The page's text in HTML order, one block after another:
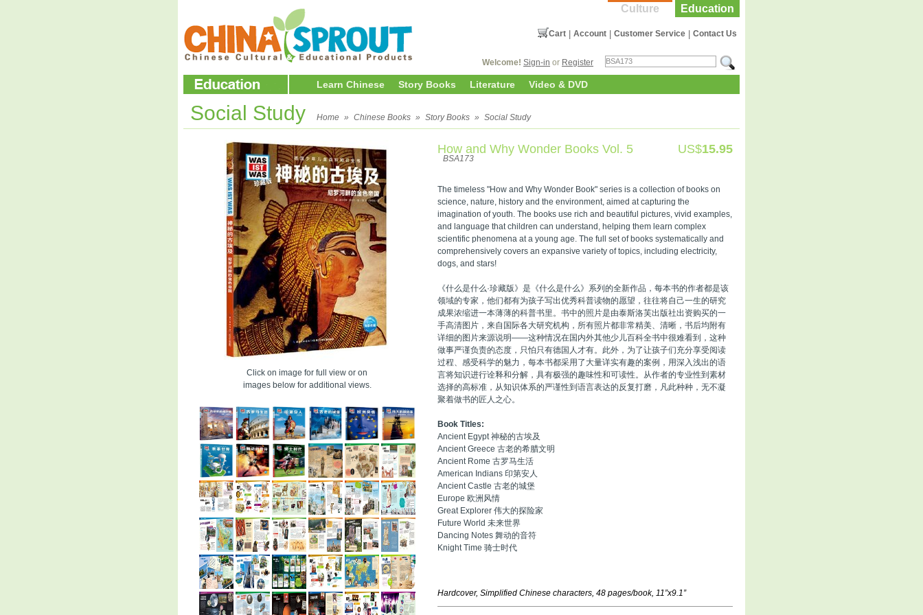
Education
Culture
Contact Us
Customer Service
Account
Cart
Welcome! Sign-in or Register
Learn Chinese Story Books Literature Video & DVD
Social Study Home » Chinese Books » Story Books » Social Study
Click on image for full view or on
images below for additional views.
How and Why Wonder Books Vol. 5
BSA173
US$15.95
The timeless "How and Why Wonder Book" series is a collection of books on
science, nature, history and the environment, aimed at capturing the
imagination of youth. The books use rich and beautiful pictures, vivid examples,
and language that children can understand, helping them learn complex
scientific phenomena at a young age. The full set of books systematically and
comprehensively covers an expansive variety of topics, including electricity,
dogs, and stars!
《什么是什么·珍藏版》是《什么是什么》系列的全新作品，每本书的作者都是该
领域的专家，他们都有为孩子写出优秀科普读物的愿望，往往将自己一生的研究
成果浓缩进一本薄薄的科普书里。书中的照片是由泰斯洛芙出版社出资购买的一
手高清图片，来自国际各大研究机构，所有照片都非常精美、清晰，书后均附有
详细的图片来源说明——这种情况在国内外其他少儿百科全书中很难看到，这种
做事严谨负责的态度，只怕只有德国人才有。此外，为了让孩子们充分享受阅读
过程、感受科学的魅力，每本书都采用了大量详实有趣的案例，用深入浅出的语
言将知识进行诠释和分解，具有极强的趣味性和可读性。从作者的专业性到素材
选择的高标准，从知识体系的严谨性到语言表达的反复打磨，凡此种种，无不凝
聚着做书的匠人之心。
Book Titles:
Ancient Egypt 神秘的古埃及
Ancient Greece 古老的希腊文明
Ancient Rome 古罗马生活
American Indians 印第安人
Ancient Castle 古老的城堡
Europe 欧洲风情
Great Explorer 伟大的探险家
Future World 未来世界
Dancing Notes 舞动的音符
Knight Time 骑士时代
Hardcover, Simplified Chinese characters, 48 pages/book, 11”x9.1”